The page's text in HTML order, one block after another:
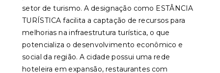
setor de turismo. A designação como ESTÂNCIA
TURÍSTICA facilita a captação de recursos para
melhorias na infraestrutura turística, o que
potencializa o desenvolvimento econômico e
social da região. A cidade possui uma rede
hoteleira em expansão, restaurantes com